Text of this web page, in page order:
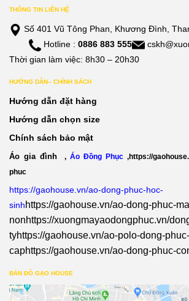
THÔNG TIN LIÊN HỆ
Số 401 Vũ Tông Phan, Khương Đình,
Hotline : 0886 883 555
Thời gian làm việc: 8h30 – 20h30
HƯỚNG DẪN– CHÍNH SÁCH
Hướng dẫn đặt hàng
Hướng dẫn chọn size
Chính sách bảo mật
Áo gia đình , Áo Đồng Phục ,https://
phuc
https://gaohouse.vn/ao-dong-phuc-hoc-
sinhhttps://gaohouse.vn/ao-dong-phuc-
nonhttps://xuongmayaodongphuc.vn/
tyhttps://gaohouse.vn/ao-polo-dong-
caphttps://gaohouse.vn/ao-dong-phuc-
BẢN ĐỒ GẠO HOUSE